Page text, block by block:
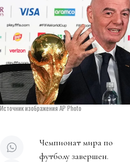
Источник изображения AP Photo
Чемпионат мира по
футболу завершен.